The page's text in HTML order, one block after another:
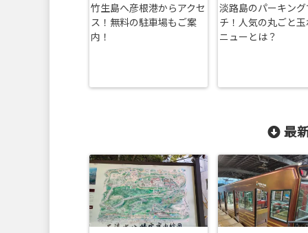
竹生島へ彦根港からアクセ
ス！無料の駐車場もご案
内！
淡路島のパーキング
チ！人気の丸ごと
ニューとは？
最